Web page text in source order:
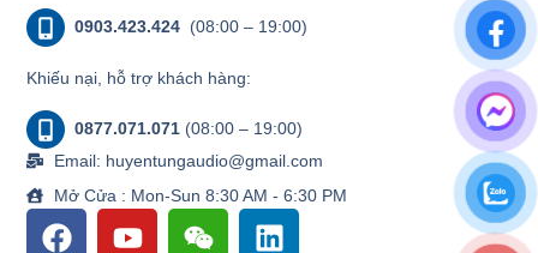
0903.423.424 (08:00 – 19:00)
Khiếu nại, hỗ trợ khách hàng:
0877.071.071 (08:00 – 19:00)
Email: huyentungaudio@gmail.com
Mở Cửa : Mon-Sun 8:30 AM - 6:30 PM